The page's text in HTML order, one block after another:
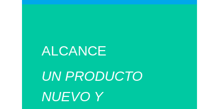
ALCANCE
UN PRODUCTO
NUEVO Y